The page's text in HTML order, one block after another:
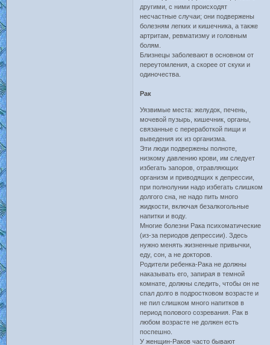
другими, с ними происходят
несчастные случаи; они подвержены
болезням легких и кишечника, а также
артритам, ревматизму и головным
болям.
Близнецы заболевают в основном от
переутомления, а скорее от скуки и
одиночества.
Рак
Уязвимые места: желудок, печень,
мочевой пузырь, кишечник, органы,
связанные с переработкой пищи и
выведения их из организма.
Эти люди подвержены полноте,
низкому давлению крови, им следует
избегать запоров, отравляющих
организм и приводящих к депрессии,
при полнолунии надо избегать слишком
долгого сна, не надо пить много
жидкости, включая безалкогольные
напитки и воду.
Многие болезни Рака психоматические
(из-за периодов депрессии). Здесь
нужно менять жизненные привычки,
еду, сон, а не докторов.
Родители ребенка-Рака не должны
наказывать его, запирая в темной
комнате, должны следить, чтобы он не
спал долго в подростковом возрасте и
не пил слишком много напитков в
период полового созревания. Рак в
любом возрасте не должен есть
поспешно.
У женщин-Раков часто бывают